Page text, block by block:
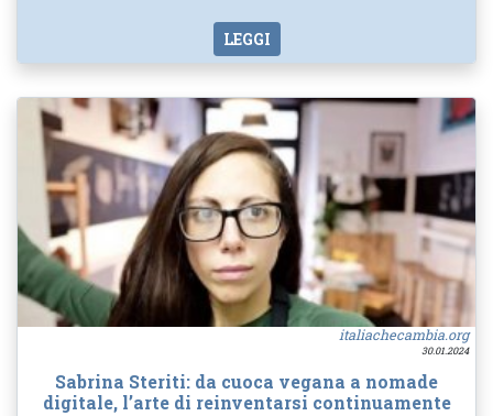
LEGGI
italiachecambia.org
30.01.2024
Sabrina Steriti: da cuoca vegana a nomade
digitale, l’arte di reinventarsi continuamente